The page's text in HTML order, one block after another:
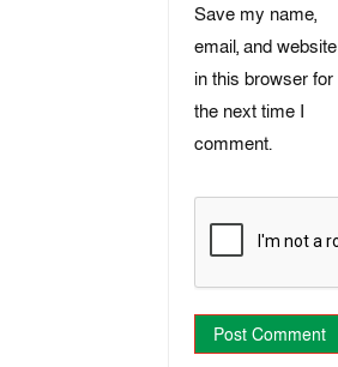
Save my name,
email, and website
in this browser for
the next time I
comment.